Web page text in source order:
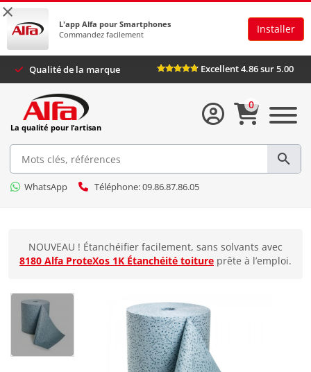
×
L'app Alfa pour Smartphones
Commandez facilement
Installer
Qualité de la marque Excellent 4.86 sur 5.00
La qualité pour l’artisan
WhatsApp Téléphone: 09.86.87.86.05
0
NOUVEAU ! Étanchéifier facilement, sans solvants avec
8180 Alfa ProteXos 1K Étanchéité toiture prête à l’emploi.